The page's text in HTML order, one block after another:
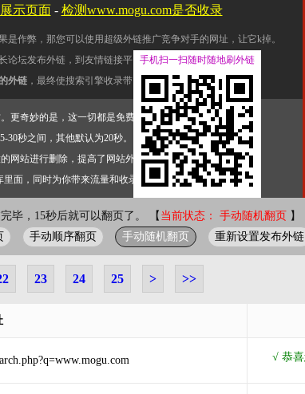
作弊，那您可以使用超级外链推广竞争对手的网址，让它k掉。
论坛发布外链，到友情链接平台交换友情链接。
外链 ，最终使搜索引擎收录带网址的查询页面。
更奇妙的是，这一切都是免费的。
秒之间，其他默认为20秒。）
网站进行删除，提高了网站外链的质量。
面，同时为你带来流量和收录。 错误外链纠正
毕，15秒后就可以翻页了。 【 当前状态： 手动随机翻页 】
手动顺序翻页 手动随机翻页 重新设置发布外链
23 24 25 > >>
示页面- 检测www.mogu.com是否收录
手机扫一扫随时随地刷外链